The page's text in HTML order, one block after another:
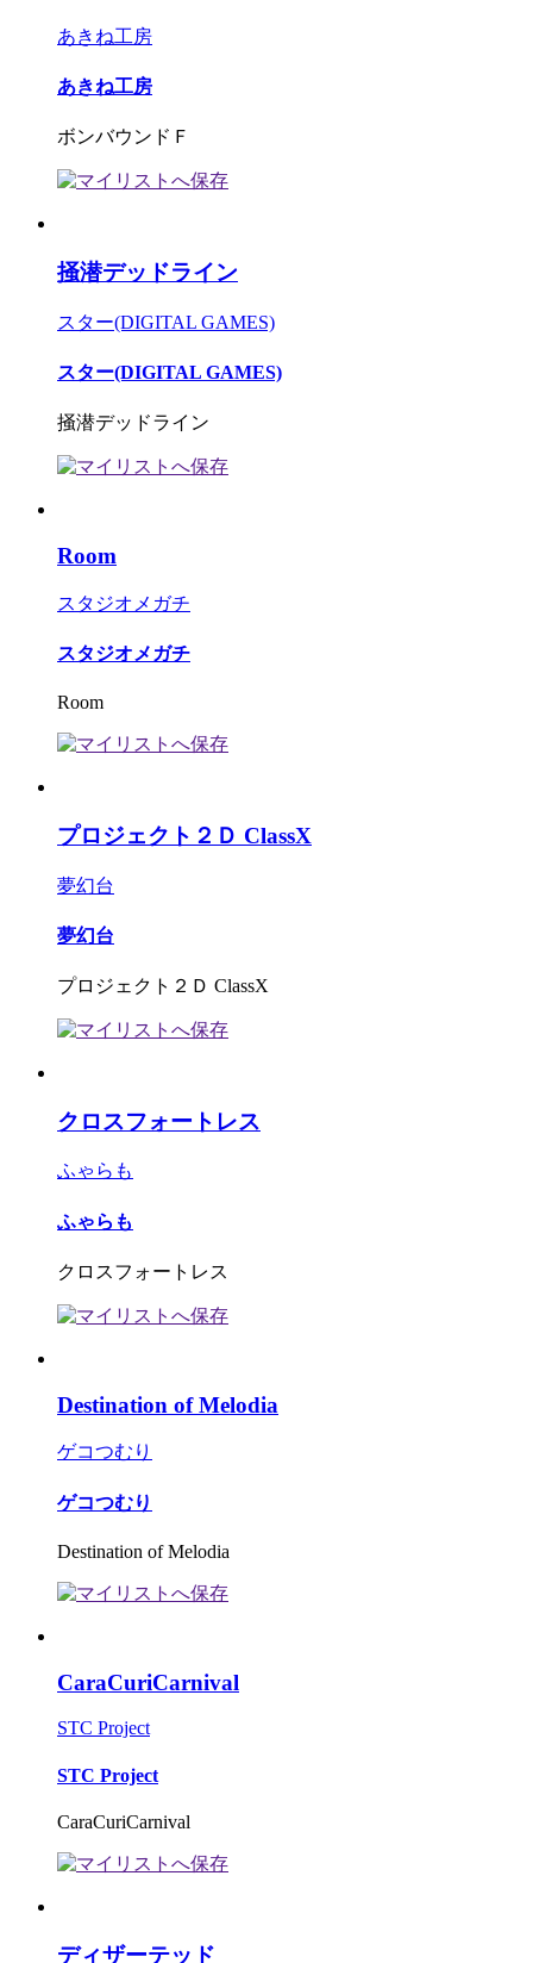
あきね工房
あきね工房
ボンバウンドＦ
掻潜デッドライン
スター(DIGITAL GAMES)
スター(DIGITAL GAMES)
掻潜デッドライン
Room
スタジオメガチ
スタジオメガチ
Room
プロジェクト２Ｄ ClassX
夢幻台
夢幻台
プロジェクト２Ｄ ClassX
クロスフォートレス
ふゃらも
ふゃらも
クロスフォートレス
Destination of Melodia
ゲコつむり
ゲコつむり
Destination of Melodia
CaraCuriCarnival
STC Project
STC Project
CaraCuriCarnival
ディザーテッド